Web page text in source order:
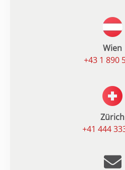
Wien
+43 1 890
Zürich
+41 444